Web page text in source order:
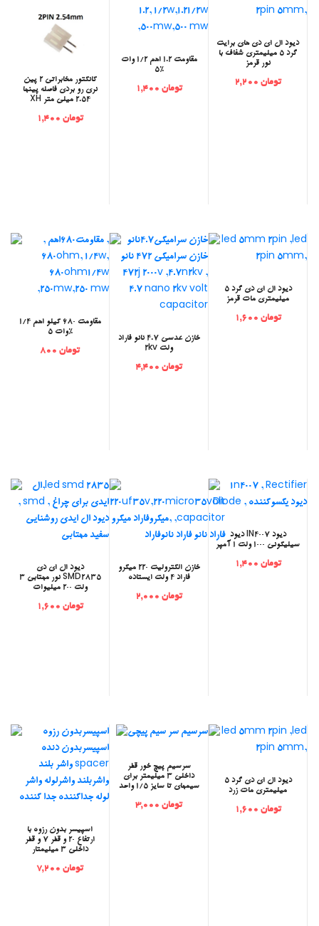
‫کانکتور مخابراتی 2 پین
نری رو بردی فاصله پینها
2.54 میلی متر XH
تومان 1,400
مقاومت 1.2 اهم 1/2 وات
5%
تومان 1,400
‫دیود ال ای دی های برایت
گرد 5 میلیمتری شفاف با
نور قرمز
تومان 2,200
مقاومت 680 کیلو اهم 1/4
وات 5%
تومان 800
خازن عدسی 4.7 نانو فاراد
2kv ولت
تومان 4,400
‫دیود ال ای دی گرد 5
میلیمتری مات قرمز
تومان 1,600
‫دیود ال ای دی
SMD2835 نور مهتابی 3
ولت 200 میلیوات
تومان 1,600
‫خازن الکترولیت 220 میکرو
فاراد 4 ولت ایستاده
تومان 2,000
‫دیود IN4007 دیود
سیلیکونی 1000 ولت 1 آمپر
تومان 1,400
‫اسپیسر بدون رزوه با
ارتفاع 20 و قطر 7 و قطر
داخلی 3 میلیمتار
تومان 7,200
‫سرسیم پیچ خور قطر
داخلی 3 میلیمتر برای
سیمهای تا سایز 1/5 واحد
تومان 3,000
‫دیود ال ای دی گرد 5
میلیمتری مات زرد
تومان 1,600